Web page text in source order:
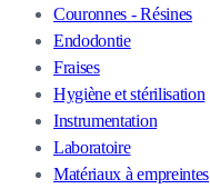
Couronnes - Résines
Endodontie
Fraises
Hygiène et stérilisation
Instrumentation
Laboratoire
Matériaux à empreintes